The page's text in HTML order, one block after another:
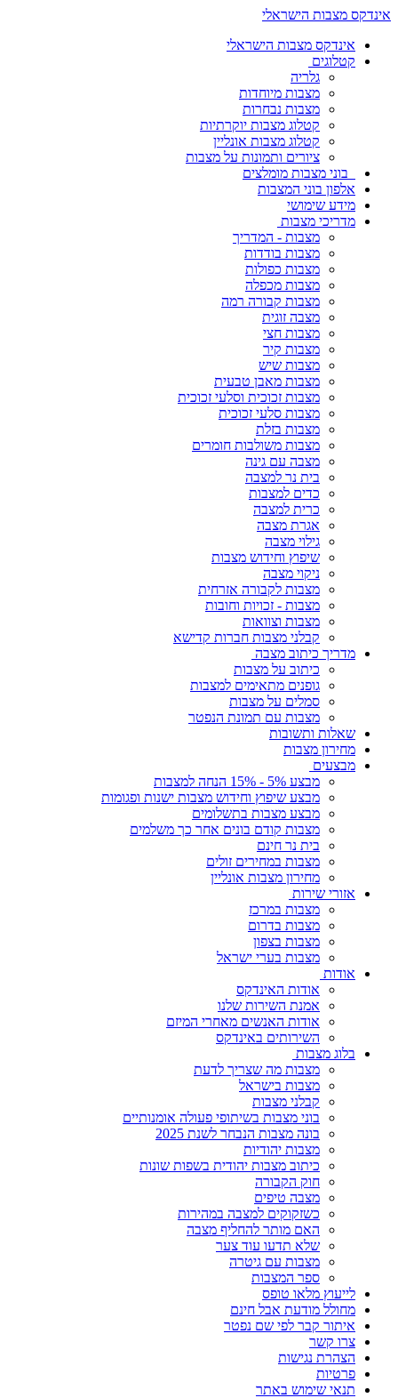
אינדקס מצבות הישראלי
אינדקס מצבות הישראלי
קטלוגים
גלריה
מצבות מיוחדות
מצבות נבחרות
קטלוג מצבות יוקרתיות
קטלוג מצבות אונליין
ציורים ותמונות על מצבות
בוני מצבות מומלצים
אלפון בוני המצבות
מידע שימושי
מדריכי מצבות
מצבות - המדריך
מצבות בודדות
מצבות כפולות
מצבות מכפלה
מצבות קבורה רמה
מצבה זוגית
מצבות חצי
מצבות קיר
מצבות שיש
מצבות מאבן טבעית
מצבות זכוכית וסלעי זכוכית
מצבות סלעי זכוכית
מצבות בזלת
מצבות משולבות חומרים
מצבה עם גינה
בית נר למצבה
כדים למצבות
כרית למצבה
אגרת מצבה
גילוי מצבה
שיפוץ וחידוש מצבות
ניקוי מצבה
מצבות לקבורה אזרחית
מצבות - זכויות וחובות
מצבות וצוואות
קבלני מצבות חברות קדישא
מדריך כיתוב מצבה
כיתוב על מצבות
גופנים מתאימים למצבות
סמלים על מצבות
מצבות עם תמונת הנפטר
שאלות ותשובות
מחירון מצבות
מבצעים
מבצע 5% - 15% הנחה למצבות
מבצע שיפוץ וחידוש מצבות ישנות ופגומות
מבצע מצבות בתשלומים
מצבות קודם בונים אחר כך משלמים
בית נר חינם
מצבות במחירים זולים
מחירון מצבות אונליין
אזורי שירות
מצבות במרכז
מצבות בדרום
מצבות בצפון
מצבות בערי ישראל
אודות
אודות האינדקס
אמנת השירות שלנו
אודות האנשים מאחרי המיזם
השירותים באינדקס
בלוג מצבות
מצבות מה שצריך לדעת
מצבות בישראל
קבלני מצבות
בוני מצבות בשיתופי פעולה אומנותיים
בונה מצבות הנבחר לשנת 2025
מצבות יהודיות
כיתוב מצבות יהודית בשפות שונות
חוק הקבורה
מצבה טיפים
כשזקוקים למצבה במהירות
האם מותר להחליף מצבה
שלא תדעו עוד צער
מצבות עם גיטרה
ספר המצבות
לייעוץ מלאו טופס
מחולל מודעת אבל חינם
איתור קבר לפי שם נפטר
צרו קשר
הצהרת נגישות
פרטיות
תנאי שימוש באתר